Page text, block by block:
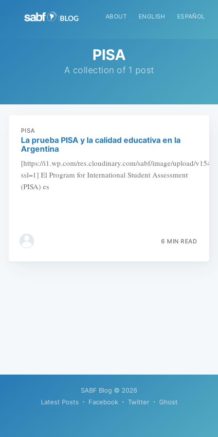
ABOUT ENGLISH ESPAÑOL
PISA
A collection of 1 post
PISA
La prueba PISA y la calidad educativa en la
Argentina
[https://i1.wp.com/res.cloudinary.com/sabf/image/upload/
ssl=1] El Pro­gram for In­ter­na­tio­nal Stu­dent As­sess­ment
(PI­SA) es
6 MIN READ
SABF Blog © 2026
Latest Posts
Facebook Twitter Ghost